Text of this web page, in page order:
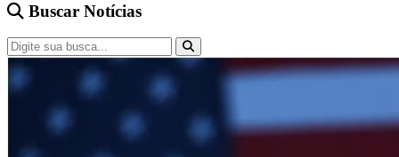
Buscar Notícias